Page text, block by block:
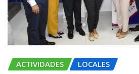
ACTIVIDADES LOCALES